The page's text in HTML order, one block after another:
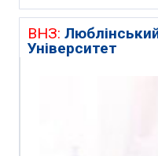
ВНЗ:
Університет